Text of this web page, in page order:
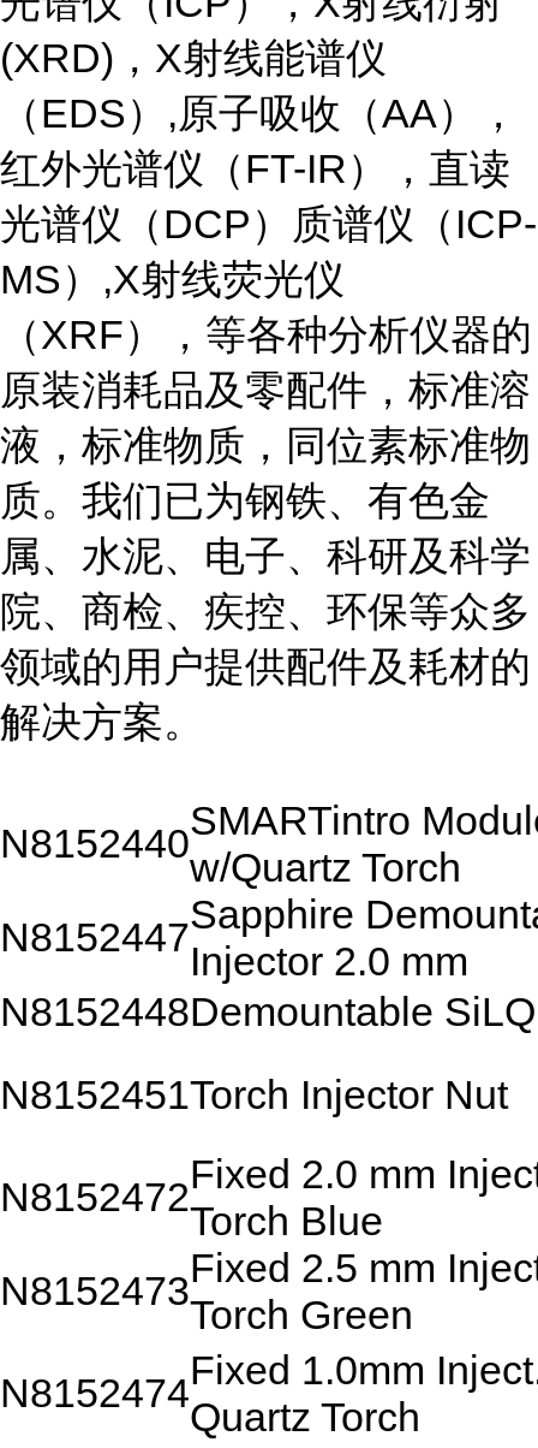
(XRD)，X射线能谱仪
（EDS）,原子吸收（AA），
红外光谱仪（FT-IR），直读
光谱仪（DCP）质谱仪（ICP-
MS）,X射线荧光仪
（XRF），等各种分析仪器的
原装消耗品及零配件，标准溶
液，标准物质，同位素标准物
质。我们已为钢铁、有色金
属、水泥、电子、科研及科学
院、商检、疾控、环保等众多
领域的用户提供配件及耗材的
解决方案。
N8152440SMARTintro
w/Quartz Torch
N8152447Sapphire
Injector 2.0 mm
N8152448Demountable
N8152451Torch Injector Nut
N8152472Fixed 2.0 mm
Torch Blue
N8152473Fixed 2.5 mm
Torch Green
N8152474Fixed 1.0mm
Quartz Torch